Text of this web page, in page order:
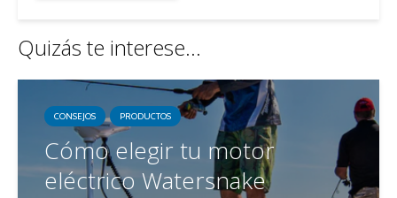
Quizás te interese...
CONSEJOS PRODUCTOS
Cómo elegir tu motor
eléctrico Watersnake